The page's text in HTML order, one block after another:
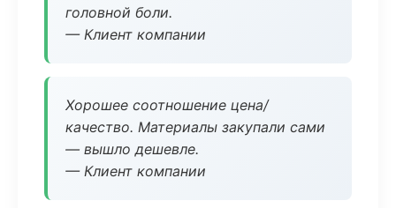
головной боли.
— Клиент компании
Хорошее соотношение цена/
качество. Материалы закупали сами
— вышло дешевле.
— Клиент компании